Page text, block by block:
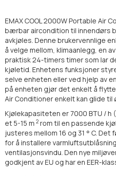
EMAX COOL 2000W Portable Air
bærbar aircondition til innendørs
avkjøles. Denne brukervennlige
å velge mellom, klimaanlegg, en
praktisk 24-timers timer som lar
kjøletid. Enhetens funksjoner
selve enheten eller ved hjelp av
på enheten gjør det enkelt å
Air Conditioner enkelt kan glide til
Kjølekapasiteten er 7000 BTU / h
et 5-15 m 2 rom til en passende
justeres mellom 16 og 31 ° C.
for å installere
ventilasjonsvindu. Den nye
godkjent av EU og har en EER-